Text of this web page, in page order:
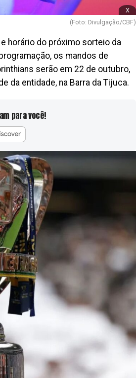
x
(Foto: Divulgação/CBF)
horário do próximo sorteio da
os mandos de
serão em 22 de outubro,
da entidade, na Barra da Tijuca.
para você!